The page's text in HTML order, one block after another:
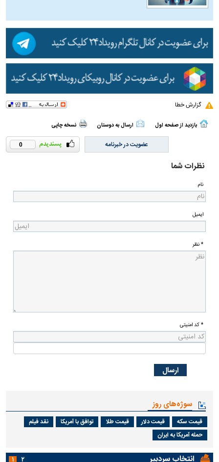
گزارش خطا
بازدید از صفحه اول ارسال به دوستان نسخه چاپی
0 عضویت در خبرنامه
نظرات شما
نام
ایمیل
* نظر
* کد امنیتی
سوژه‌های روز
قیمت سکه قیمت دلار قیمت طلا توافق با آمریکا
نقد فیلم
حمله آمریکا به ایران